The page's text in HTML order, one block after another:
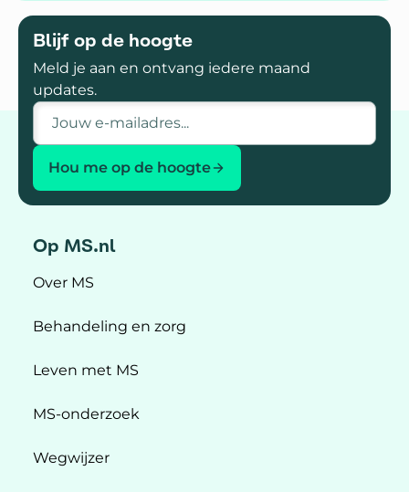
Blijf op de hoogte
Meld je aan en ontvang iedere maand
updates.
E-mailadres
Hou me op de hoogte
Op MS.nl
Over MS
Behandeling en zorg
Leven met MS
MS-onderzoek
Wegwijzer